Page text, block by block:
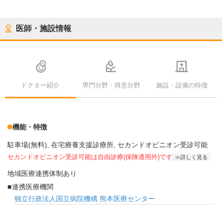
医師・施設情報
ドクター紹介 専門分野・得意分野 施設・設備の特徴
機能・特徴
駐車場(無料) 在宅療養支援診療所 セカンドオピニオン受診可能
セカンドオピニオン受診可能は自由診療(保険適用外)です 詳しく見る
地域医療連携体制あり
連携医療機関
独立行政法人国立病院機構 熊本医療センター